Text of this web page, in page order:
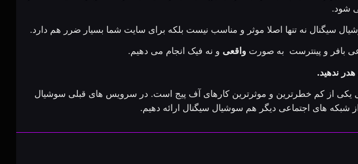
شود.
سیگنال نه تنها اصلا موثر و مناسب نیست بلکه برای سایت شما بسیار ضرر هم دارد.
بافر و پینترست به صورت واقعی و نه فیک انجام می دهیم.
ندهید.
یکی از کم خطرترین و موثرترین کارهای آف پیج است. در سرویس های قبلی سوشیال
شبکه های اجتماعی دیگر هم سوشیال سیگنال ارائه دهیم.